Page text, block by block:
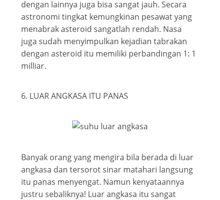
dengan lainnya juga bisa sangat jauh. Secara
astronomi tingkat kemungkinan pesawat yang
menabrak asteroid sangatlah rendah. Nasa
juga sudah menyimpulkan kejadian tabrakan
dengan asteroid itu memiliki perbandingan 1: 1
milliar.
6. LUAR ANGKASA ITU PANAS
Banyak orang yang mengira bila berada di luar
angkasa dan tersorot sinar matahari langsung
itu panas menyengat. Namun kenyataannya
justru sebaliknya! Luar angkasa itu sangat